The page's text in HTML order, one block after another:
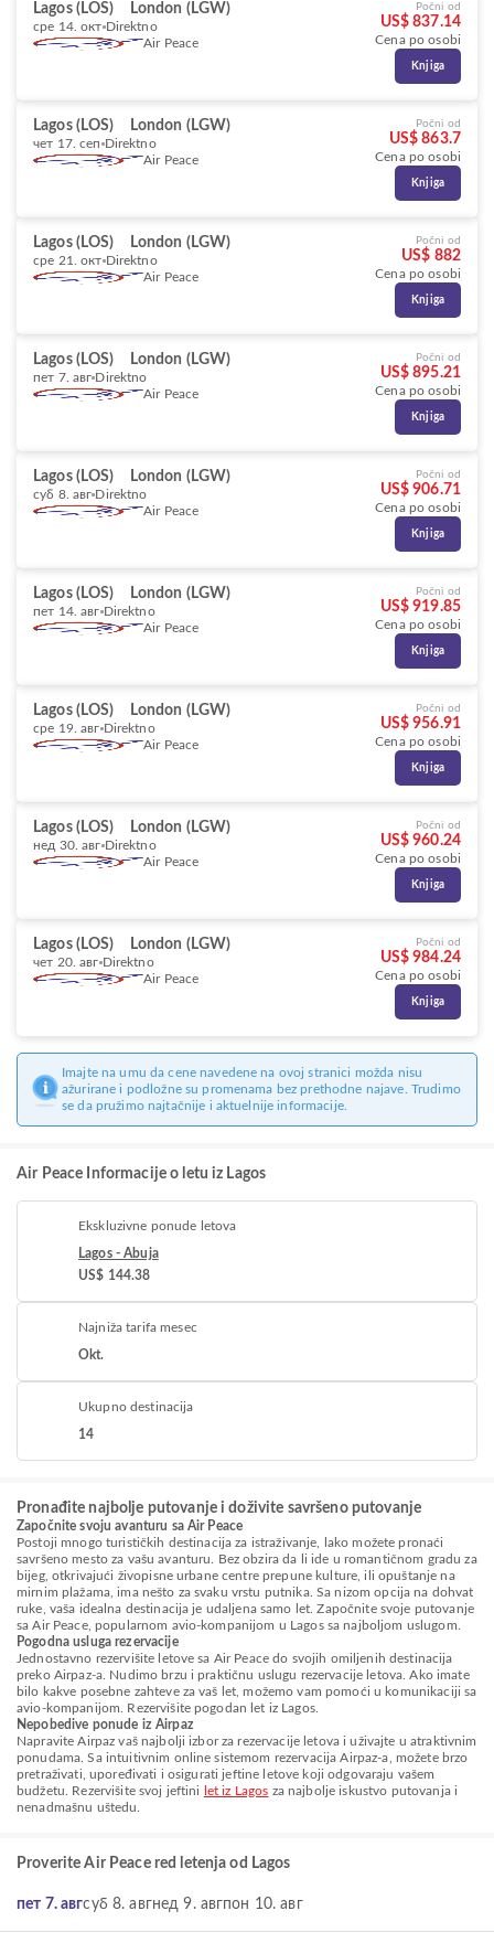
Lagos (LOS) London (LGW)
сре 14. окт Direktno
Air Peace
Počni od
US$ 837.14
Cena po osobi
Knjiga
Lagos (LOS) London (LGW)
чет 17. сеп Direktno
Air Peace
Počni od
US$ 863.7
Cena po osobi
Knjiga
Lagos (LOS) London (LGW)
сре 21. окт Direktno
Air Peace
Počni od
US$ 882
Cena po osobi
Knjiga
Lagos (LOS) London (LGW)
пет 7. авг Direktno
Air Peace
Počni od
US$ 895.21
Cena po osobi
Knjiga
Lagos (LOS) London (LGW)
суб 8. авг Direktno
Air Peace
Počni od
US$ 906.71
Cena po osobi
Knjiga
Lagos (LOS) London (LGW)
пет 14. авг Direktno
Air Peace
Počni od
US$ 919.85
Cena po osobi
Knjiga
Lagos (LOS) London (LGW)
сре 19. авг Direktno
Air Peace
Počni od
US$ 956.91
Cena po osobi
Knjiga
Lagos (LOS) London (LGW)
нед 30. авг Direktno
Air Peace
Počni od
US$ 960.24
Cena po osobi
Knjiga
Lagos (LOS) London (LGW)
чет 20. авг Direktno
Air Peace
Počni od
US$ 984.24
Cena po osobi
Knjiga
Imajte na umu da cene navedene na ovoj stranici možda nisu
ažurirane i podložne su promenama bez prethodne najave. Trudimo
se da pružimo najtačnije i aktuelnije informacije.
Air Peace Informacije o letu iz Lagos
Ekskluzivne ponude letova
Lagos - Abuja
US$ 144.38
Najniža tarifa mesec
Okt.
Ukupno destinacija
14
Pronađite najbolje putovanje i doživite savršeno putovanje
Započnite svoju avanturu sa Air Peace
Postoji mnogo turističkih destinacija za istraživanje, lako možete pronaći
savršeno mesto za vašu avanturu. Bez obzira da li ide u romantičnom gradu za
bijeg, otkrivajući živopisne urbane centre prepune kulture, ili opuštanje na
mirnim plažama, ima nešto za svaku vrstu putnika. Sa nizom opcija na dohvat
ruke, vaša idealna destinacija je udaljena samo let. Započnite svoje putovanje
sa Air Peace, popularnom avio-kompanijom u Lagos sa najboljom uslugom.
Pogodna usluga rezervacije
Jednostavno rezervišite letove sa Air Peace do svojih omiljenih destinacija
preko Airpaz-a. Nudimo brzu i praktičnu uslugu rezervacije letova. Ako imate
bilo kakve posebne zahteve za vaš let, možemo vam pomoći u komunikaciji sa
avio-kompanijom. Rezervišite pogodan let iz Lagos.
Nepobedive ponude iz Airpaz
Napravite Airpaz vaš najbolji izbor za rezervacije letova i uživajte u atraktivnim
ponudama. Sa intuitivnim online sistemom rezervacija Airpaz-a, možete brzo
pretraživati, upoređivati i osigurati jeftine letove koji odgovaraju vašem
budžetu. Rezervišite svoj jeftini
let iz Lagos za najbolje iskustvo putovanja i
nenadmašnu uštedu.
Proverite Air Peace red letenja od Lagos
пет 7. авгсуб 8. авгнед 9. авгпон 10. авг